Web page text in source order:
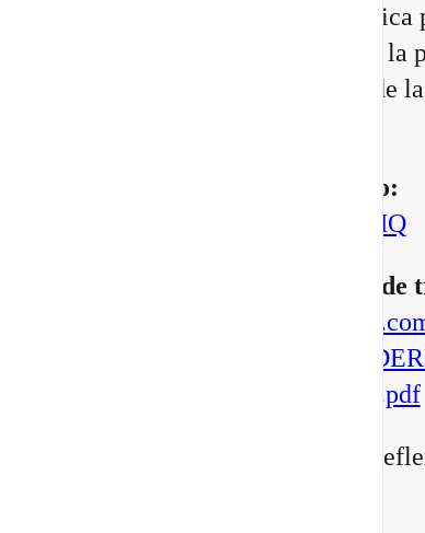
cambiando, junto con una
Portal 8/8 desde la consciencia, la
transformación interior, no desde
Mira aquí el vídeo completo:
https://youtu.be/BoVcVcLCNMQ
Descarga aqui tu cuaderno de
https://
content/uploads/2026/08/
ESCRITURA-POTAL-88-2026.pdf
Después de verlo, comparte tu